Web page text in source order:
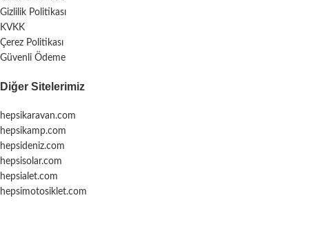
Gizlilik Politikası
KVKK
Çerez Politikası
Güvenli Ödeme
Diğer Sitelerimiz
hepsikaravan.com
hepsikamp.com
hepsideniz.com
hepsisolar.com
hepsialet.com
hepsimotosiklet.com